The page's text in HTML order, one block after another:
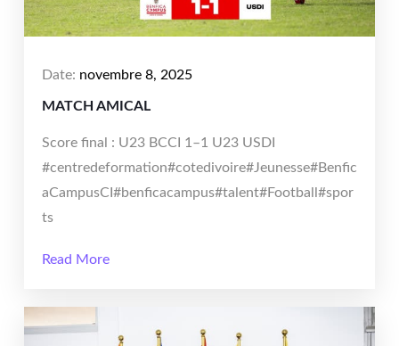
Date: novembre 8, 2025
MATCH AMICAL
Score final : U23 BCCI 1–1 U23 USDI
#centredeformation#cotedivoire#Jeunesse#Benfic
aCampusCI#benficacampus#talent#Football#spor
ts
Read More